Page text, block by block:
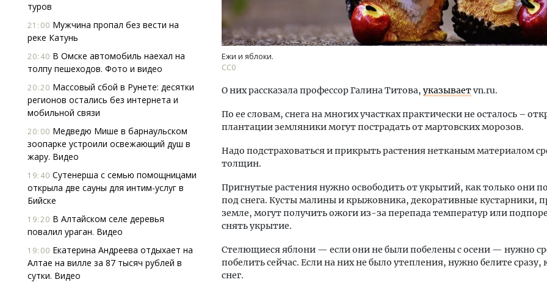
туров
21:00 Мужчина пропал без вести на
реке Катунь
20:40 В Омске автомобиль наехал на
толпу пешеходов. Фото и видео
20:20 Массовый сбой в Рунете: десятки
регионов остались без интернета и
мобильной связи
20:00 Медведю Мише в барнаульском
зоопарке устроили освежающий душ в
жару. Видео
19:40 Сутенерша с семью помощницами
открыла две сауны для интим-услуг в
Бийске
19:20 В Алтайском селе деревья
повалил ураган. Видео
19:00 Екатерина Андреева отдыхает на
Алтае на вилле за 87 тысяч рублей в
сутки. Видео
Ежи и яблоки.
СС0
О них рассказала профессор Галина Титова, указываетvn.ru.
По ее словам, снега на многих участках практически не осталось –
плантации земляники могут пострадать от мартовских морозов.
Надо подстраховаться и прикрыть растения нетканым материалом
толщин.
Пригнутые растения нужно освободить от укрытий, как только они
под снега. Кусты малины и крыжовника, декоративные кустарники,
земле, могут получить ожоги из-за перепада температур или
снять укрытие.
Стелющиеся яблони — если они не были побелены с осени — нужно
побелить сейчас. Если на них не было утепления, нужно белите сразу,
снег.
Смелость архитектурных идей.
ЗИАС — об эстетике городов,
СТРОИТЕЛЬСТВО
Архитектурный код
СТРОИТЕЛЬСТВО